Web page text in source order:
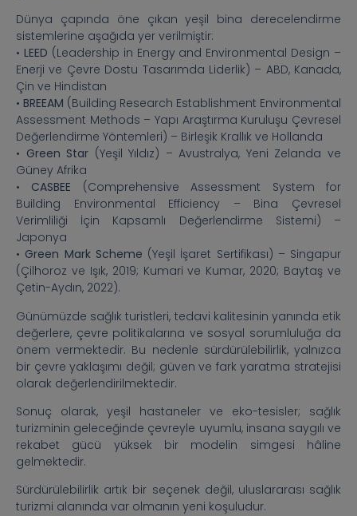
Dünya çapında öne çıkan yeşil bina derecelendirme
sistemlerine aşağıda yer verilmiştir:
• LEED (Leadership in Energy and Environmental Design –
Enerji ve Çevre Dostu Tasarımda Liderlik) – ABD, Kanada,
Çin ve Hindistan
• BREEAM (Building Research Establishment Environmental
Assessment Methods – Yapı Araştırma Kuruluşu Çevresel
Değerlendirme Yöntemleri) – Birleşik Krallık ve Hollanda
• Green Star (Yeşil Yıldız) – Avustralya, Yeni Zelanda ve
Güney Afrika
• CASBEE (Comprehensive Assessment System for
Building Environmental Efficiency – Bina Çevresel
Verimliliği İçin Kapsamlı Değerlendirme Sistemi) –
Japonya
• Green Mark Scheme (Yeşil İşaret Sertifikası) – Singapur
(Çilhoroz ve Işık, 2019; Kumari ve Kumar, 2020; Baytaş ve
Çetin-Aydın, 2022).
Günümüzde sağlık turistleri, tedavi kalitesinin yanında etik
değerlere, çevre politikalarına ve sosyal sorumluluğa da
önem vermektedir. Bu nedenle sürdürülebilirlik, yalnızca
bir çevre yaklaşımı değil; güven ve fark yaratma stratejisi
olarak değerlendirilmektedir.
Sonuç olarak, yeşil hastaneler ve eko-tesisler; sağlık
turizminin geleceğinde çevreyle uyumlu, insana saygılı ve
rekabet gücü yüksek bir modelin simgesi hâline
gelmektedir.
Sürdürülebilirlik artık bir seçenek değil, uluslararası sağlık
turizmi alanında var olmanın yeni koşuludur.